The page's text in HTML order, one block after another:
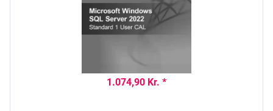
1.074,90 Kr. *